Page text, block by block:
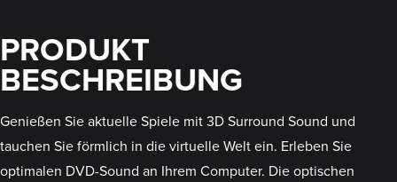
PRODUKT
BESCHREIBUNG
Genießen Sie aktuelle Spiele mit 3D Surround Sound und
tauchen Sie förmlich in die virtuelle Welt ein. Erleben Sie
optimalen DVD-Sound an Ihrem Computer. Die optischen